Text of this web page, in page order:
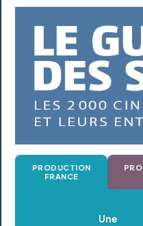
PRODUCTION
FRANCE
Oldeupe